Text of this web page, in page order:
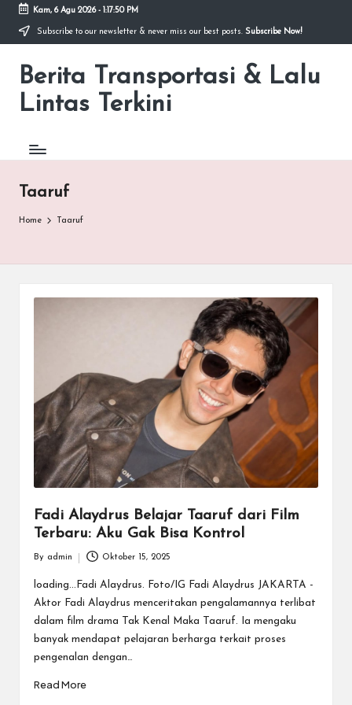
Skip
content
Kam, 6 Agu 2026- 1:17:50 PM
Subscribe to our newsletter & never miss our best posts. Subscribe Now!
Berita Transportasi & Lalu
Lintas Terkini
premancity.biz.id
Taaruf
Home Taaruf
Fadi Alaydrus Belajar Taaruf dari Film
Terbaru: Aku Gak Bisa Kontrol
by
By admin Oktober 15, 2025
loading...Fadi Alaydrus. Foto/IG Fadi Alaydrus JAKARTA -
Aktor Fadi Alaydrus menceritakan pengalamannya terlibat
dalam film drama Tak Kenal Maka Taaruf. Ia mengaku
banyak mendapat pelajaran berharga terkait proses
pengenalan dengan…
Read More